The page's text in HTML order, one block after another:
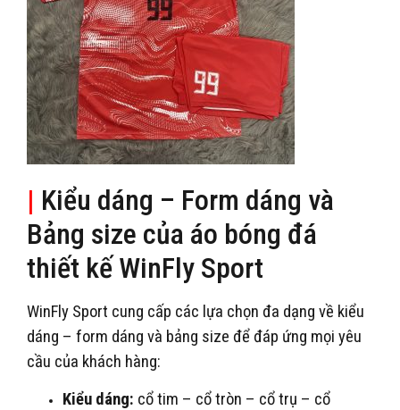
| Kiểu dáng – Form dáng và
Bảng size của áo bóng đá
thiết kế WinFly Sport
WinFly Sport cung cấp các lựa chọn đa dạng về kiểu
dáng – form dáng và bảng size để đáp ứng mọi yêu
cầu của khách hàng:
Kiểu dáng: cổ tim – cổ tròn – cổ trụ – cổ